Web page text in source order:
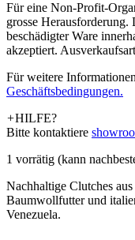
Für eine Non-Profit-
grosse
beschädigter Ware
akzeptiert.
Für weitere
Geschäftsbedingungen.
+HILFE?
Bitte kontaktiere
1 vorrätig (kann
Nachhaltige Clutches
Baumwollfutter und
Venezuela.